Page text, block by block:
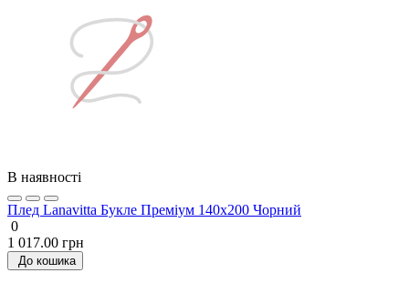
В наявності
Плед Lanavitta Букле Преміум 140х200 Чорний
0
1 017.00 грн
До кошика